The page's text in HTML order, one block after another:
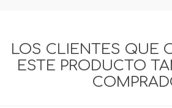
LOS CLIENTES QUE
ESTE PRODUCTO